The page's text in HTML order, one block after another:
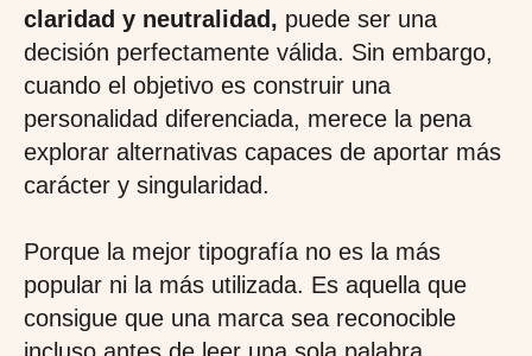
claridad y neutralidad, puede ser una
decisión perfectamente válida. Sin embargo,
cuando el objetivo es construir una
personalidad diferenciada, merece la pena
explorar alternativas capaces de aportar más
carácter y singularidad.
Porque la mejor tipografía no es la más
popular ni la más utilizada. Es aquella que
consigue que una marca sea reconocible